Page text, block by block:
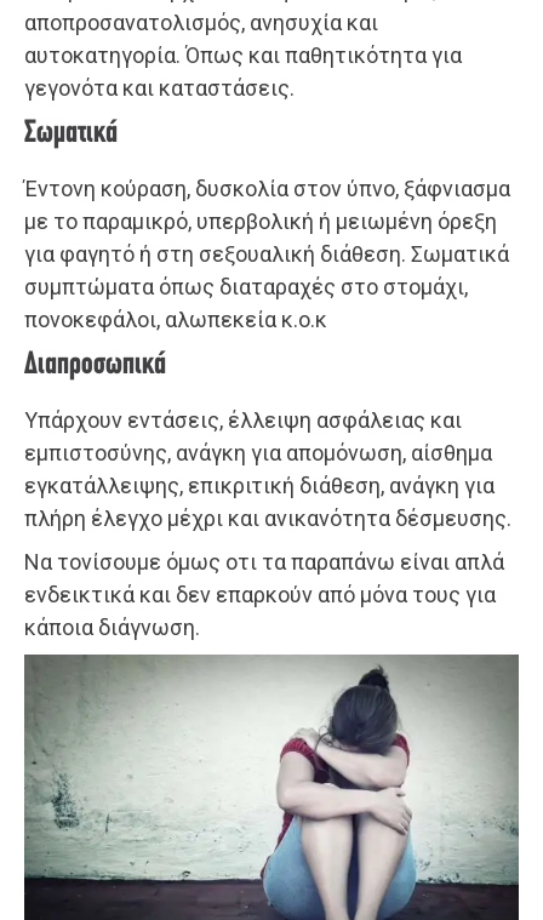
αποπροσανατολισμός, ανησυχία και
αυτοκατηγορία. Όπως και παθητικότητα για
γεγονότα και καταστάσεις.
Σωματικά
Έντονη κούραση, δυσκολία στον ύπνο, ξάφνιασμα
με το παραμικρό, υπερβολική ή μειωμένη όρεξη
για φαγητό ή στη σεξουαλική διάθεση. Σωματικά
συμπτώματα όπως διαταραχές στο στομάχι,
πονοκεφάλοι, αλωπεκεία κ.ο.κ
Διαπροσωπικά
Υπάρχουν εντάσεις, έλλειψη ασφάλειας και
εμπιστοσύνης, ανάγκη για απομόνωση, αίσθημα
εγκατάλλειψης, επικριτική διάθεση, ανάγκη για
πλήρη έλεγχο μέχρι και ανικανότητα δέσμευσης.
Να τονίσουμε όμως οτι τα παραπάνω είναι απλά
ενδεικτικά και δεν επαρκούν από μόνα τους για
κάποια διάγνωση.